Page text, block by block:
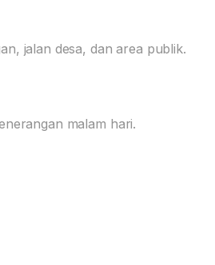
jalan desa, dan area publik.
malam hari.